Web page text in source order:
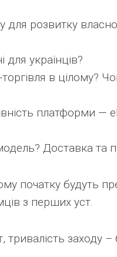
для розвитку
для українців?
в цілому?
платформи —
Доставка та
початку будуть
з перших уст.
заходу –